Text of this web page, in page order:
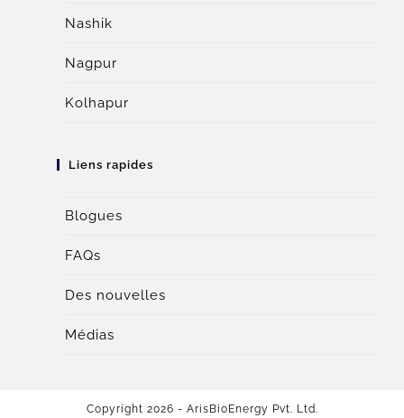
Nashik
Nagpur
Kolhapur
Liens rapides
Blogues
FAQs
Des nouvelles
Médias
Copyright 2026 - ArisBioEnergy Pvt. Ltd.